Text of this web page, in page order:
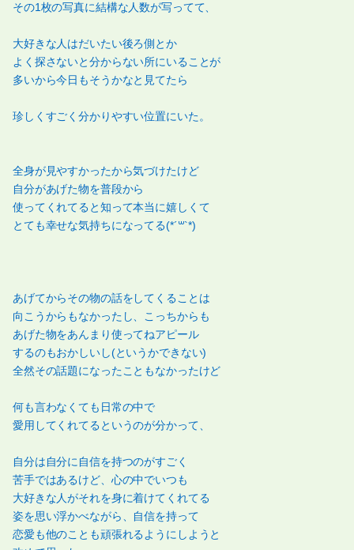
その1枚の写真に結構な人数が写ってて、
大好きな人はだいたい後ろ側とか
よく探さないと分からない所にいることが
多いから今日もそうかなと見てたら
珍しくすごく分かりやすい位置にいた。
全身が見やすかったから気づけたけど
自分があげた物を普段から
使ってくれてると知って本当に嬉しくて
とても幸せな気持ちになってる(*´꒳`*)
あげてからその物の話をしてくることは
向こうからもなかったし、こっちからも
あげた物をあんまり使ってねアピール
するのもおかしいし(というかできない)
全然その話題になったこともなかったけど
何も言わなくても日常の中で
愛用してくれてるというのが分かって、
自分は自分に自信を持つのがすごく
苦手ではあるけど、心の中でいつも
大好きな人がそれを身に着けてくれてる
姿を思い浮かべながら、自信を持って
恋愛も他のことも頑張れるようにしようと